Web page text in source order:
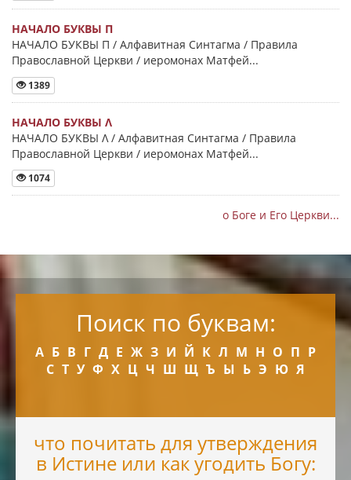
НАЧАЛО БУКВЫ Π
НАЧАЛО БУКВЫ Π / Алфавитная Синтагма / Правила
Православной Церкви / иеромонах Матфей...
1389
НАЧАЛО БУКВЫ Λ
НАЧАЛО БУКВЫ Λ / Алфавитная Синтагма / Правила
Православной Церкви / иеромонах Матфей...
1074
о Боге и Его Церкви...
Поиск по буквам:
А Б В Г Д Е Ж З И Й К Л М Н О П Р
С Т У Ф Х Ц Ч Ш Щ Ъ Ы Ь Э Ю Я
что почитать для утверждения
в Истине или как угодить Богу: